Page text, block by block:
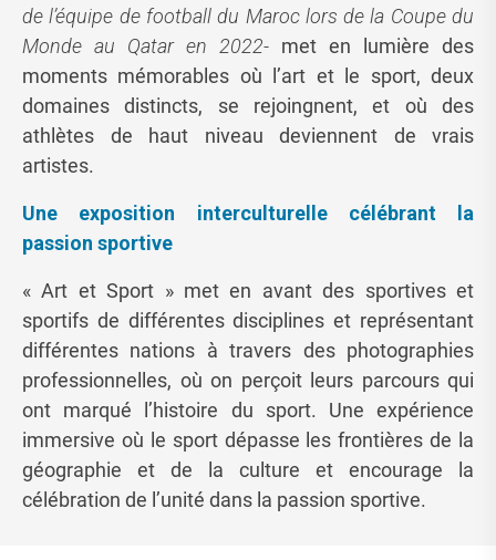
de l’équipe de football du Maroc lors de la Coupe du
Monde au Qatar en 2022- met en lumière des
moments mémorables où l’art et le sport, deux
domaines distincts, se rejoingnent, et où des
athlètes de haut niveau deviennent de vrais
artistes.
Une exposition interculturelle célébrant la
passion sportive
« Art et Sport » met en avant des sportives et
sportifs de différentes disciplines et représentant
différentes nations à travers des photographies
professionnelles, où on perçoit leurs parcours qui
ont marqué l’histoire du sport. Une expérience
immersive où le sport dépasse les frontières de la
géographie et de la culture et encourage la
célébration de l’unité dans la passion sportive.